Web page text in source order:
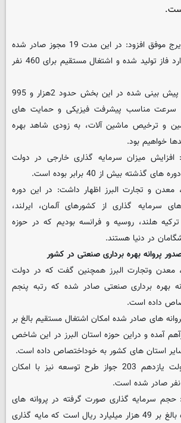
به گزارش ایسکانیوز؛ ایرج موفق افزود: در این مدت 19 مجوز صادر شده
که 4 واحد آن اکنون وارد فاز تولید شده و اشتغال مستقیم برای 460 نفر
وی ادامه داد: اشتغال پیش بینی شده در این بخش حدود 2هزار و 995
سرعت مناسب پیشرفت فیزیکی و حمایت های
و ترخیص ماشین آلات، به زودی شاهد بهره
خواهیم بود.
میزان سرمایه گذاری خارجی در دولت
بیش از 40 برابر بوده است.
و تجارت البرز اظهار داشت: در این دوره
سرمایه گذاری از کشورهای آلمان، ایرلند،
هلند، روسیه و فرانسه بودیم که در حوزه
در دنیا هستند.
پروانه بهره برداری صنعتی در کشور
وتجارت البرز همچنین گفت که در دولت
988 پروانه بهره برداری صنعتی صادر شده که رتبه پنجم
داده است.
های صادر شده امکان اشتغال مستقیم بالغ بر
و 427 نفر فرآهم آمده و دراین حوزه استان البرز در این شاخص
استان های کشور به خوداختصاص داده است.
وی اضافه کرد: در دولت یازدهم 203 جواز طرح توسعه نیز با امکان
سرمایه گذاری صورت گرفته در پروانه های
بهره برداری صادر شده بالغ بر 49 هزار میلیارد ریال است که مایه گذاری